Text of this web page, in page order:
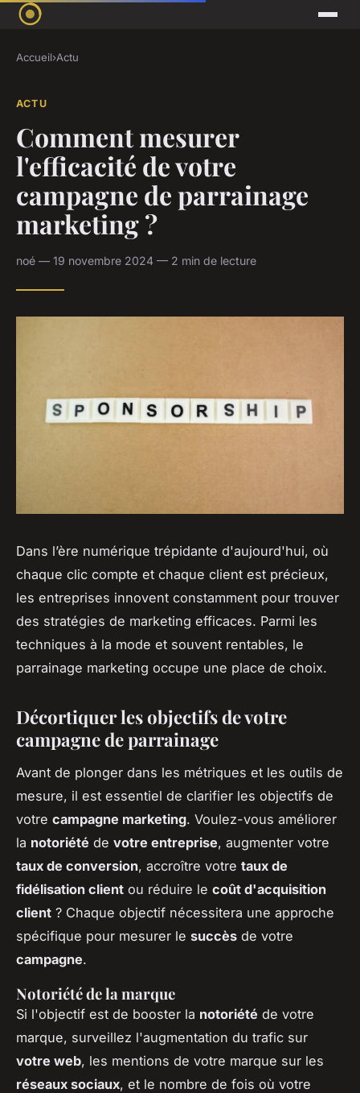
Accueil›Actu
ACTU
Comment mesurer
l'efficacité de votre
campagne de parrainage
marketing ?
noé — 19 novembre 2024 — 2 min de lecture
Dans l’ère numérique trépidante d'aujourd'hui, où
chaque clic compte et chaque client est précieux,
les entreprises innovent constamment pour trouver
des stratégies de marketing efficaces. Parmi les
techniques à la mode et souvent rentables, le
parrainage marketing occupe une place de choix.
Décortiquer les objectifs de votre
campagne de parrainage
Avant de plonger dans les métriques et les outils de
mesure, il est essentiel de clarifier les objectifs de
votre campagne marketing. Voulez-vous améliorer
la notoriété de votre entreprise, augmenter votre
taux de conversion, accroître votre taux de
fidélisation client ou réduire le coût d'acquisition
client ? Chaque objectif nécessitera une approche
spécifique pour mesurer le succès de votre
campagne.
Notoriété de la marque
Si l'objectif est de booster la notoriété de votre
marque, surveillez l'augmentation du trafic sur
votre web, les mentions de votre marque sur les
réseaux sociaux, et le nombre de fois où votre